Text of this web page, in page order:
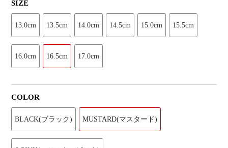
SIZE
13.0cm 13.5cm 14.0cm 14.5cm 15.0cm 15.5cm
16.0cm 16.5cm 17.0cm
COLOR
BLACK(ブラック) MUSTARD(マスタード)